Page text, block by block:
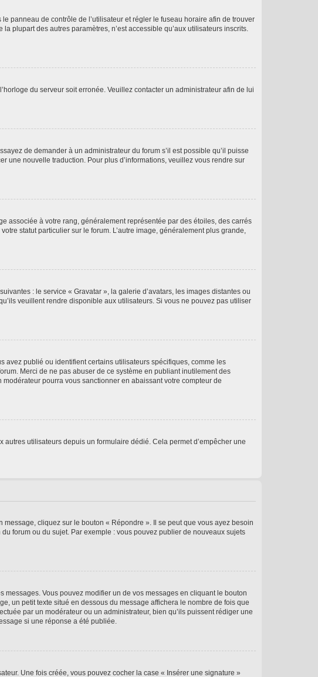
panneau de contrôle de l’utilisateur et régler le fuseau horaire afin de trouver
plupart des autres paramètres, n’est accessible qu’aux utilisateurs inscrits.
du serveur soit erronée. Veuillez contacter un administrateur afin de lui
de demander à un administrateur du forum s’il est possible qu’il puisse
une nouvelle traduction. Pour plus d’informations, veuillez vous rendre sur
associée à votre rang, généralement représentée par des étoiles, des carrés
statut particulier sur le forum. L’autre image, généralement plus grande,
: le service « Gravatar », la galerie d’avatars, les images distantes ou
veuillent rendre disponible aux utilisateurs. Si vous ne pouvez pas utiliser
avez publié ou identifient certains utilisateurs spécifiques, comme les
Merci de ne pas abuser de ce système en publiant inutilement des
pourra vous sanctionner en abaissant votre compteur de
utilisateurs depuis un formulaire dédié. Cela permet d’empêcher une
cliquez sur le bouton « Répondre ». Il se peut que vous ayez besoin
forum ou du sujet. Par exemple : vous pouvez publier de nouveaux sujets
Vous pouvez modifier un de vos messages en cliquant le bouton
un petit texte situé en dessous du message affichera le nombre de fois que
par un modérateur ou un administrateur, bien qu’ils puissent rédiger une
si une réponse a été publiée.
Une fois créée, vous pouvez cocher la case « Insérer une signature »